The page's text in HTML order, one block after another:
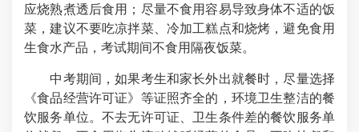
应烧熟煮透后食用；尽量不食用容易导致身体不适的饭
菜，建议不要吃凉拌菜、冷加工糕点和烧烤，避免食用
生食水产品，考试期间不食用隔夜饭菜。
中考期间，如果考生和家长外出就餐时，尽量选择
《食品经营许可证》等证照齐全的，环境卫生整洁的餐
饮服务单位。不去无许可证、卫生条件差的餐饮服务单